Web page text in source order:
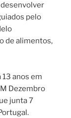
pelo
de alimentos,
anos em
Dezembro
junta 7